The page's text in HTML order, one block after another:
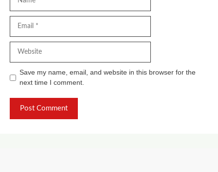
Save my name, email, and website in this browser for the
next time I comment.